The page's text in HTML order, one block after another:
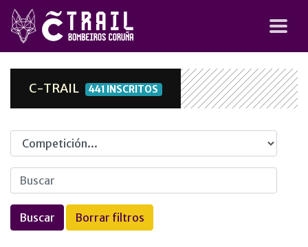
C-TRAIL 441 INSCRITOS
Competicion